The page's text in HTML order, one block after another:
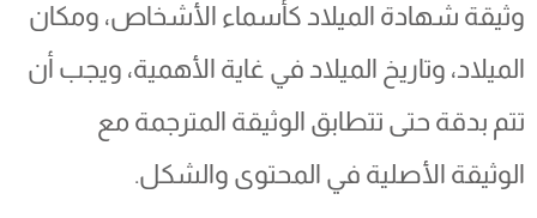
وثيقة شهادة الميلاد كأسماء الأشخاص، ومكان
الميلاد، وتاريخ الميلاد في غاية الأهمية، ويجب أن
تتم بدقة حتى تتطابق الوثيقة المترجمة مع
الوثيقة الأصلية في المحتوى والشكل.